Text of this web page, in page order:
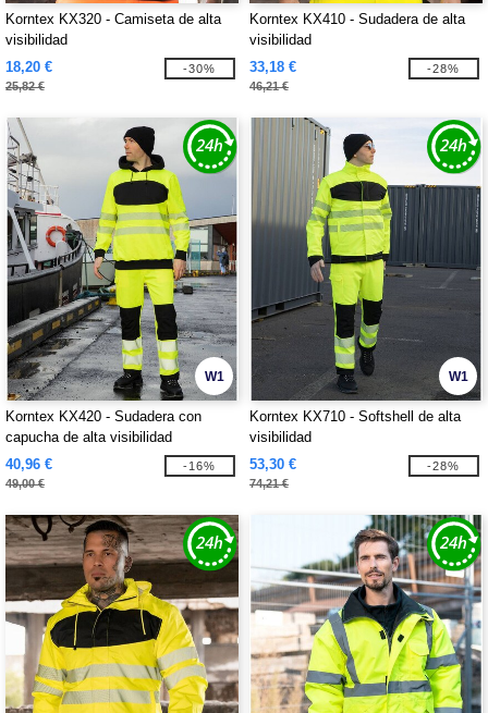
Korntex KX320 - Camiseta de alta
visibilidad
18,20 €
25,82 €
-30%
Korntex KX410 - Sudadera de alta
visibilidad
33,18 €
46,21 €
-28%
W1
Korntex KX420 - Sudadera con
capucha de alta visibilidad
40,96 €
49,00 €
-16%
W1
Korntex KX710 - Softshell de alta
visibilidad
53,30 €
74,21 €
-28%